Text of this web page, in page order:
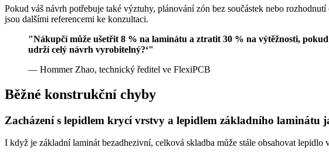
Pokud váš návrh potřebuje také výztuhy, plánování zón bez součástek nebo
jsou dalšími referencemi ke konzultaci.
"Nákupčí může ušetřit 8 % na laminátu a ztratit 30 % na výtěžnosti,
udrží celý návrh vyrobitelný?‘"
— Hommer Zhao, technický ředitel ve FlexiPCB
Běžné konstrukční chyby
Zacházení s lepidlem krycí vrstvy a lepidlem základního laminátu
I když je základní laminát bezadhezivní, celková skladba může stále obsahovat